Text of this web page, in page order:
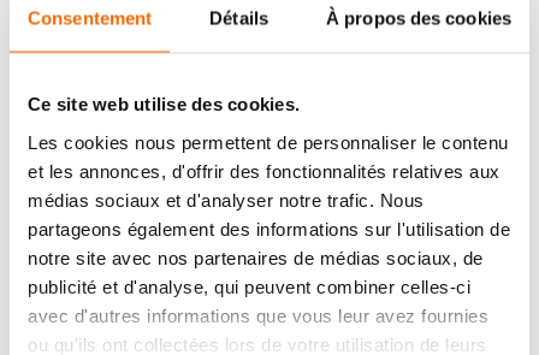
Consentement Détails À propos des cookies
Ce site web utilise des cookies.
Les cookies nous permettent de personnaliser le contenu
et les annonces, d'offrir des fonctionnalités relatives aux
médias sociaux et d'analyser notre trafic. Nous
partageons également des informations sur l'utilisation de
notre site avec nos partenaires de médias sociaux, de
publicité et d'analyse, qui peuvent combiner celles-ci
avec d'autres informations que vous leur avez fournies
ou qu'ils ont collectées lors de votre utilisation de leurs
Outre son look atypique, le poêle à bois Vintage 50 se
distingue par ses performances. Doté de la
optimise l'utilisation du bois en brûlant les gaz et les
l'efficacité énergétique et réduit la consommation de
bois. Son corps de chauffe en fonte et son intérieur en
vermiculite assurent une diffusion uniforme de la
chaleur, garantissant ainsi un confort optimal dans
votre espace de vie. De plus, sa possibilité de
raccordement à l'air extérieur renforce son efficacité
énergétique tout en minimisant les émissions.